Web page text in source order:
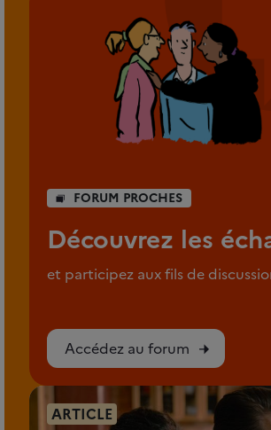
FORUM PROCHES
Découvrez les
et participez aux fils de
Accédez au forum
ARTICLE